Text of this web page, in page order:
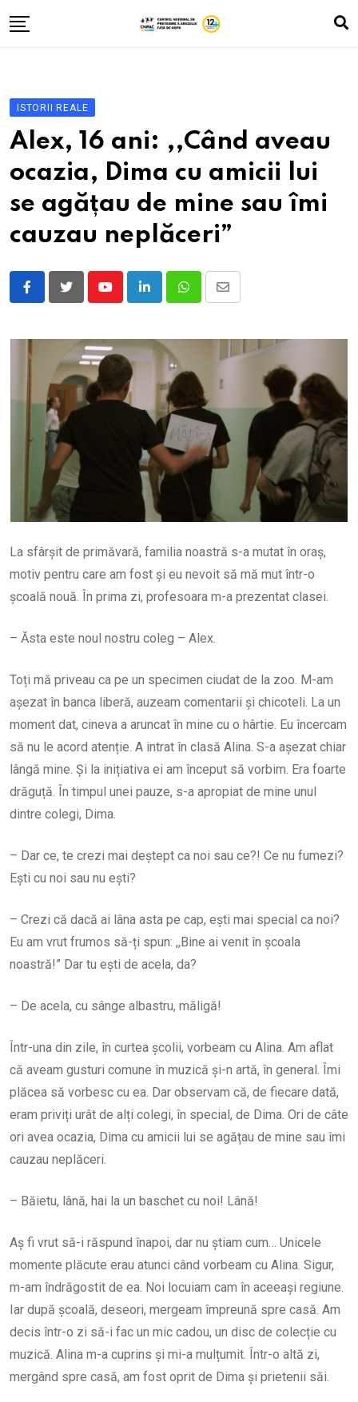
to
Vlog
Istorii cu băieți și fete
Fă-ți testul
Contacte
ROM
RUS
UKR
ISTORII REALE
Alex, 16 ani: ,,Când aveau
ocazia, Dima cu amicii lui
se agățau de mine sau îmi
cauzau neplăceri”
YoutubeLinkedInWhatsappShare
Email
La sfârșit de primăvară, familia noastră s-a mutat în oraș,
motiv pentru care am fost și eu nevoit să mă mut într-o
școală nouă. În prima zi, profesoara m-a prezentat clasei.
– Ăsta este noul nostru coleg – Alex.
Toți mă priveau ca pe un specimen ciudat de la zoo. M-am
așezat în banca liberă, auzeam comentarii și chicoteli. La un
moment dat, cineva a aruncat în mine cu o hârtie. Eu încercam
să nu le acord atenție. A intrat în clasă Alina. S-a așezat chiar
lângă mine. Și la inițiativa ei am început să vorbim. Era foarte
drăguță. În timpul unei pauze, s-a apropiat de mine unul
dintre colegi, Dima.
– Dar ce, te crezi mai deștept ca noi sau ce?! Ce nu fumezi?
Ești cu noi sau nu ești?
– Crezi că dacă ai lâna asta pe cap, ești mai special ca noi?
Eu am vrut frumos să-ți spun: ,,Bine ai venit în școala
noastră!” Dar tu ești de acela, da?
– De acela, cu sânge albastru, măligă!
Într-una din zile, în curtea școlii, vorbeam cu Alina. Am aflat
că aveam gusturi comune în muzică și-n artă, în general. Îmi
plăcea să vorbesc cu ea. Dar observam că, de fiecare dată,
eram priviți urât de alți colegi, în special, de Dima. Ori de câte
ori avea ocazia, Dima cu amicii lui se agățau de mine sau îmi
cauzau neplăceri.
– Băietu, lână, hai la un baschet cu noi! Lână!
Aș fi vrut să-i răspund înapoi, dar nu știam cum… Unicele
momente plăcute erau atunci când vorbeam cu Alina. Sigur,
m-am îndrăgostit de ea. Noi locuiam cam în aceeași regiune.
Iar după școală, deseori, mergeam împreună spre casă. Am
decis într-o zi să-i fac un mic cadou, un disc de colecție cu
muzică. Alina m-a cuprins și mi-a mulțumit. Într-o altă zi,
mergând spre casă, am fost oprit de Dima și prietenii săi.